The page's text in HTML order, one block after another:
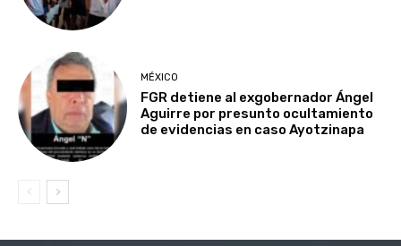
MÉXICO
FGR detiene al exgobernador Ángel
Aguirre por presunto ocultamiento
de evidencias en caso Ayotzinapa